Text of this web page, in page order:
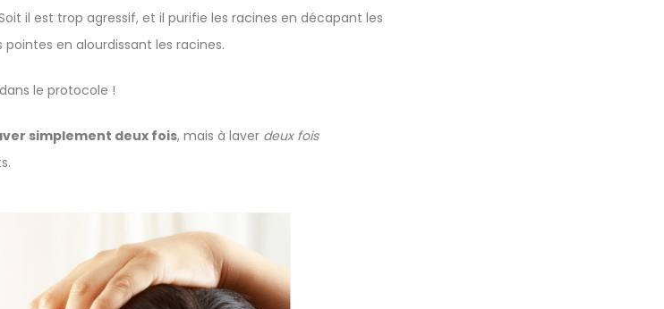
il est trop agressif, et il purifie les racines en décapant les
en alourdissant les racines.
le protocole !
simplement deux fois, mais à laver deux fois